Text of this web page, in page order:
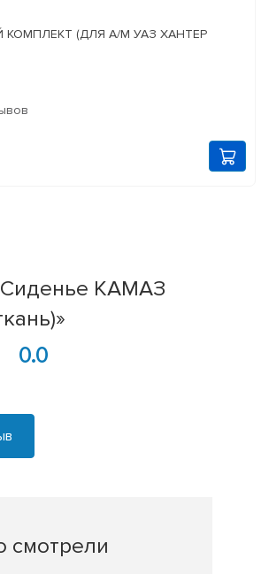
(ДЛЯ А/М УАЗ ХАНТЕР
КАМАЗ
0.0
смотрели